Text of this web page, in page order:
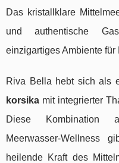
Das kristallklare
und authentische
einzigartiges Ambiente für
Riva Bella hebt sich als
korsika mit integrierter
Diese Kombination
Meerwasser-Wellness
heilende Kraft des